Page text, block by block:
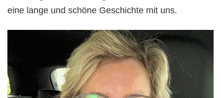
eine lange und schöne Geschichte mit uns.